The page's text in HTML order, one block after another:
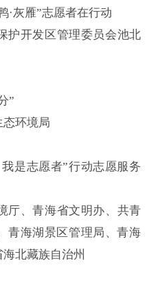
绿篱笆”绿色组织在行动
术节